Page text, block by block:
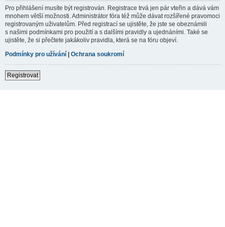
Pro přihlášení musíte být registrován. Registrace trvá jen pár vteřin a dává vám
mnohem větší možnosti. Administrátor fóra též může dávat rozšířené pravomoci
registrovaným uživatelům. Před registrací se ujistěte, že jste se obeznámili
s našimi podmínkami pro použití a s dalšími pravidly a ujednáními. Také se
ujistěte, že si přečtete jakákoliv pravidla, která se na fóru objeví.
Podmínky pro užívání | Ochrana soukromí
Registrovat